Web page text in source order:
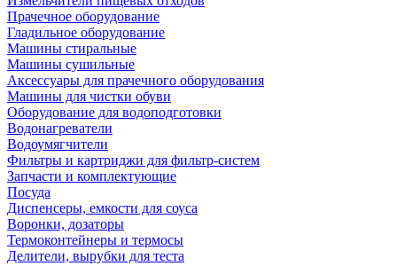
Прачечное оборудование
Гладильное оборудование
Машины стиральные
Машины сушильные
Аксессуары для прачечного оборудования
Машины для чистки обуви
Оборудование для водоподготовки
Водонагреватели
Водоумягчители
Фильтры и картриджи для фильтр-систем
Запчасти и комплектующие
Посуда
Диспенсеры, емкости для соуса
Воронки, дозаторы
Термоконтейнеры и термосы
Делители, вырубки для теста